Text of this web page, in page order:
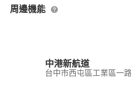
周邊機能
中港新航道
台中市西屯區工業區一